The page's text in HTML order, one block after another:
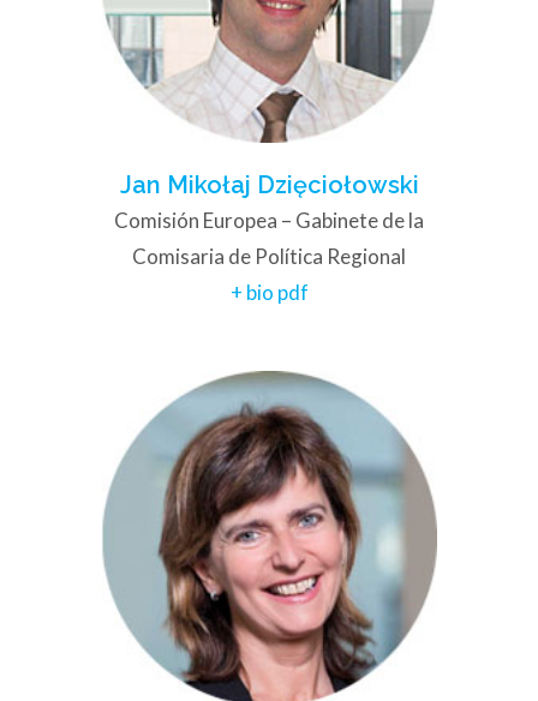
Jan Mikołaj Dzięciołowski
Comisión Europea – Gabinete de la
Comisaria de Política Regional
+ bio pdf